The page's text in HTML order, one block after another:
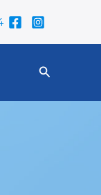
Pesquisar